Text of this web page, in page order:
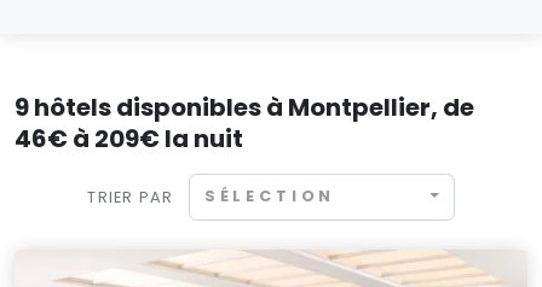
9 hôtels disponibles à Montpellier, de
46€ à 209€ la nuit
TRIER PAR SÉLECTION